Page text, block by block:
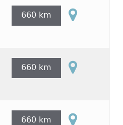
660 km
660 km
660 km